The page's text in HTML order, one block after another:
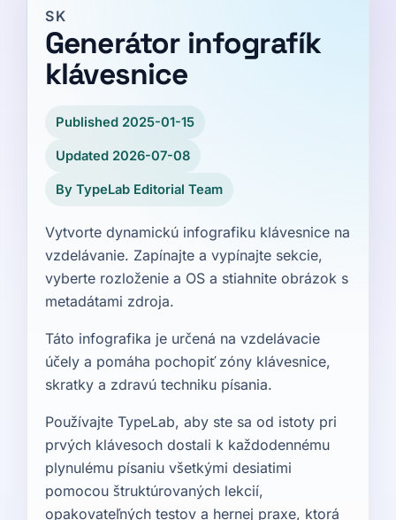
SK
Generátor infografík
klávesnice
Published 2025-01-15
Updated 2026-07-08
By TypeLab Editorial Team
Vytvorte dynamickú infografiku klávesnice na
vzdelávanie. Zapínajte a vypínajte sekcie,
vyberte rozloženie a OS a stiahnite obrázok s
metadátami zdroja.
Táto infografika je určená na vzdelávacie
účely a pomáha pochopiť zóny klávesnice,
skratky a zdravú techniku písania.
Používajte TypeLab, aby ste sa od istoty pri
prvých klávesoch dostali k každodennému
plynulému písaniu všetkými desiatimi
pomocou štruktúrovaných lekcií,
opakovateľných testov a hernej praxe, ktorá